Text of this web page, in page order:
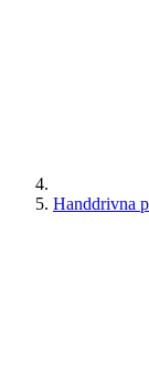
Handdrivna